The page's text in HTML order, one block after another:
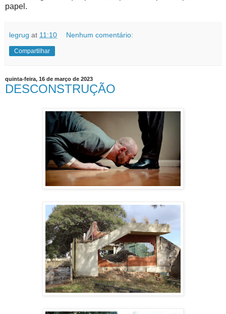
papel.
legrug at 11:10 Nenhum comentário:
Compartilhar
quinta-feira, 16 de março de 2023
DESCONSTRUÇÃO